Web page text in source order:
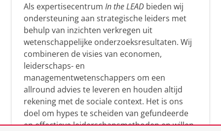
Als expertisecentrum In the LEAD bieden wij
ondersteuning aan strategische leiders met
behulp van inzichten verkregen uit
wetenschappelijke onderzoeksresultaten. Wij
combineren de visies van economen,
leiderschaps- en
managementwetenschappers om een
allround advies te leveren en houden altijd
rekening met de sociale context. Het is ons
doel om hypes te scheiden van gefundeerde
en effectieve leiderschapsmethoden en willen